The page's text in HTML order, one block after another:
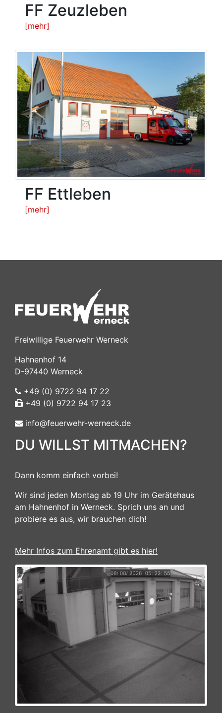
FF Zeuzleben
[mehr]
FF Ettleben
[mehr]
Freiwillige Feuerwehr Werneck
Hahnenhof 14
D-97440 Werneck
+49 (0) 9722 94 17 22
+49 (0) 9722 94 17 23
info@feuerwehr-werneck.de
DU WILLST MITMACHEN?
Dann komm einfach vorbei!
Wir sind jeden Montag ab 19 Uhr im Gerätehaus
am Hahnenhof in Werneck. Sprich uns an und
probiere es aus, wir brauchen dich!
Mehr Infos zum Ehrenamt gibt es hier!